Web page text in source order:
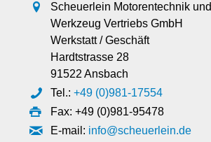
Scheuerlein Motorentechnik und
Werkzeug Vertriebs GmbH
Werkstatt / Geschäft
Hardtstrasse 28
91522 Ansbach
Tel.: +49 (0)981-17554
Fax: +49 (0)981-95478
E-mail: info@scheuerlein.de